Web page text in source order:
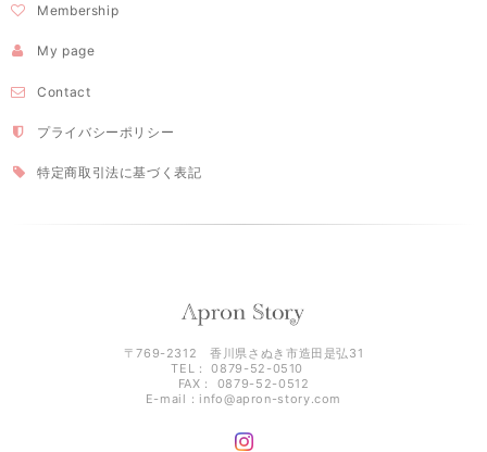
Membership
My page
Contact
プライバシーポリシー
特定商取引法に基づく表記
〒769-2312 香川県さぬき市造田是弘31
TEL： 0879-52-0510
FAX： 0879-52-0512
E-mail： info@apron-story.com